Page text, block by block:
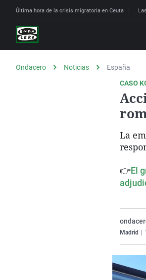
Última hora de la crisis migratoria en Ceuta
Ondacero Noticias
España
CASO
La
👉El
Madrid